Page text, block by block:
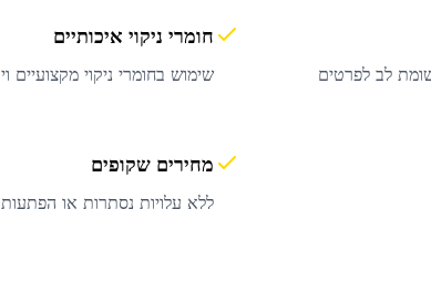
לב לפרטים
חומרי ניקוי איכותיים
שימוש בחומרי ניקוי מקצועיים
מחירים שקופים
ללא עלויות נסתרות או הפתעות